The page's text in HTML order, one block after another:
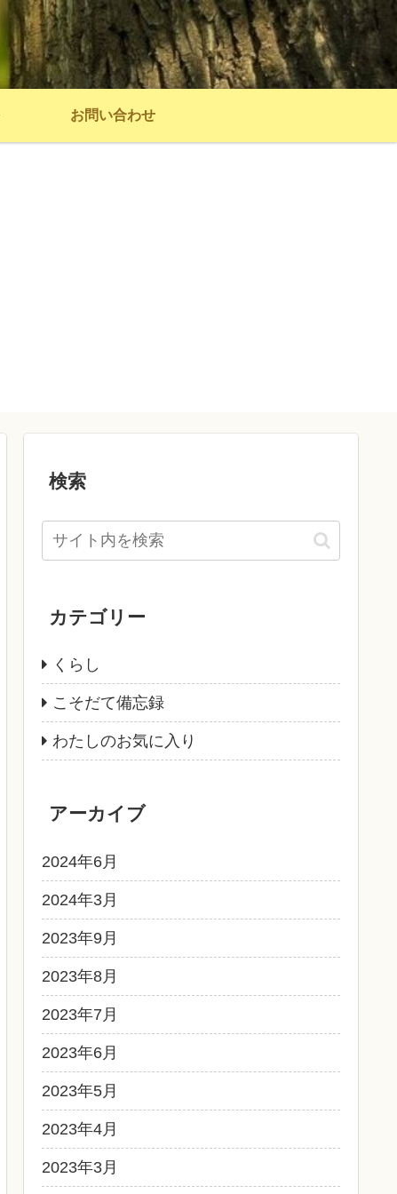
お問い合わせ
検索
カテゴリー
くらし
こそだて備忘録
わたしのお気に入り
アーカイブ
2024年6月
2024年3月
2023年9月
2023年8月
2023年7月
2023年6月
2023年5月
2023年4月
2023年3月